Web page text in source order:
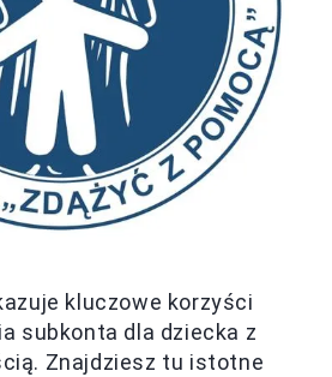
kluczowe korzyści
subkonta dla dziecka z
Znajdziesz tu istotne